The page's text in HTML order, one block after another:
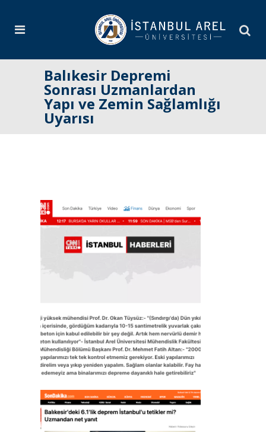
Balıkesir Depremi
Sonrası Uzmanlardan
Yapı ve Zemin Sağlamlığı
Uyarısı